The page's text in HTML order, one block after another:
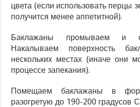
цвета (если использовать перцы
получится менее аппетитной).
Баклажаны промываем и
Накалываем поверхность
нескольких местах (иначе они
процессе запекания).
Помещаем баклажаны в
разогретую до 190-200 градусов